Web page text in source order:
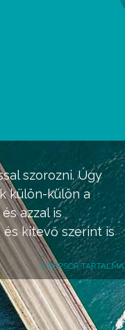
szorozni. Úgy
külön-külön a
azzal is
és kitevő szerint is
A KÉPSOR TARTALMA